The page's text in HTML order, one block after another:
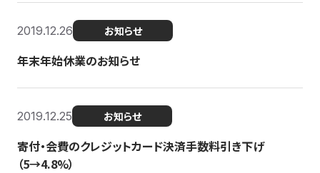
2019.12.26 お知らせ
年末年始休業のお知らせ
2019.12.25 お知らせ
寄付・会費のクレジットカード決済手数料引き下げ
（5→4.8%）